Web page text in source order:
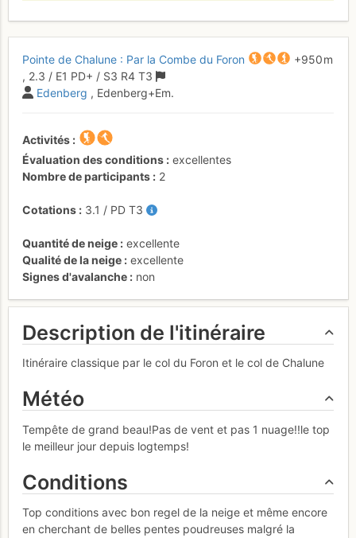
Pointe de Chalune : Par la Combe du Foron
+950 m
, 2.3 / E1 PD+ / S3 R4 T3
Edenberg , Edenberg+Em.
Activités
Évaluation des conditions
excellentes
Nombre de participants
2
Cotations 3.1 / PD T3
Quantité de neige
excellente
Qualité de la neige
excellente
Signes d'avalanche
non
Description de l'itinéraire
Itinéraire classique par le col du Foron et le col de Chalune
Météo
Tempête de grand beau!Pas de vent et pas 1 nuage!!le top
le meilleur jour depuis logtemps!
Conditions
Top conditions avec bon regel de la neige et même encore
en cherchant de belles pentes poudreuses malgré la